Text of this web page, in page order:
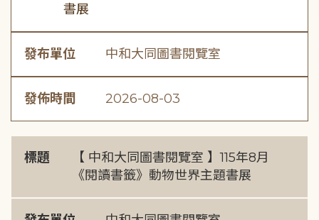
書展
發布單位 中和大同圖書閱覽室
發佈時間 2026-08-03
標題
【 中和大同圖書閱覽室 】115年8月
《閱讀書籤》動物世界主題書展